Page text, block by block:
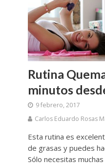
Rutina
minutos
9 febrero, 2017
Carlos Eduardo Rosas
Esta rutina es
de grasas y puedes
Sólo necesitas